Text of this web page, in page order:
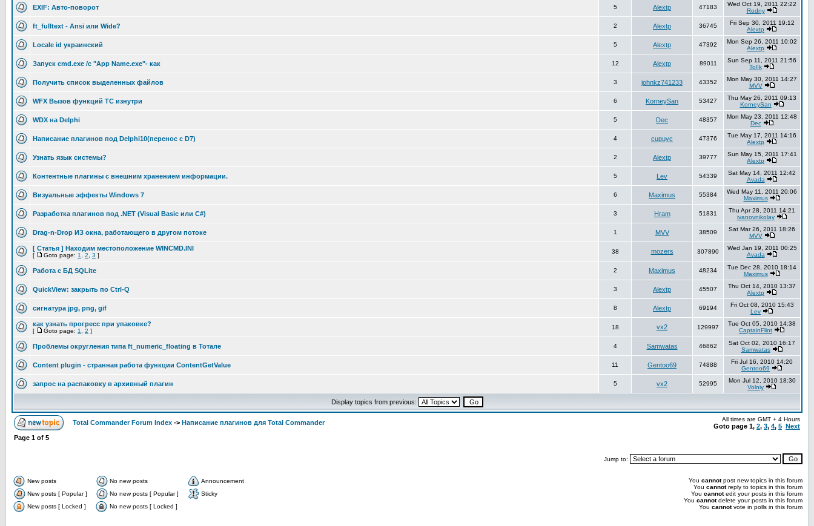
EXIF: Авто-поворот 5 Alextp 47183
Wed Oct 19, 2011 22:22
Rodny
ft_fulltext - Ansi или Wide? 2 Alextp 36745
Fri Sep 30, 2011 19:12
Alextp
Locale id украинский 5 Alextp 47392
Mon Sep 26, 2011 10:02
Alextp
Запуск cmd.exe /c "App Name.exe"- как 12 Alextp 89011
Sun Sep 11, 2011 21:56
Tol!k
Получить список выделенных файлов 3 johnkz741233 43352
Mon May 30, 2011 14:27
MVV
WFX Вызов функций TC изнутри 6 KorneySan 53427
Thu May 26, 2011 09:13
KorneySan
WDX на Delphi 5 Dec 48357
Mon May 23, 2011 12:48
Dec
Написание плагинов под Delphi10(перенос с D7) 4 cupuyc 47376
Tue May 17, 2011 14:16
Alextp
Узнать язык системы? 2 Alextp 39777
Sun May 15, 2011 17:41
Alextp
Контентные плагины с внешним хранением информации. 5 Lev 54339
Sat May 14, 2011 12:42
Avada
Визуальные эффекты Windows 7 6 Maximus 55384
Wed May 11, 2011 20:06
Maximus
Разработка плагинов под .NET (Visual Basic или C#) 3 Hram 51831
Thu Apr 28, 2011 14:21
ivanovnikolay
Drag-n-Drop ИЗ окна, работающего в другом потоке 1 MVV 38509
Sat Mar 26, 2011 18:26
MVV
[ Статья ] Находим местоположение WINCMD.INI
[ Goto page: 1 2 3 ]
38 mozers 307890
Wed Jan 19, 2011 00:25
Avada
Работа с БД SQLite 2 Maximus 48234
Tue Dec 28, 2010 18:14
Maximus
QuickView: закрыть по Ctrl-Q 3 Alextp 45507
Thu Oct 14, 2010 13:37
Alextp
сигнатура jpg, png, gif 8 Alextp 69194
Fri Oct 08, 2010 15:43
Lev
как узнать прогресс при упаковке?
[ Goto page: 1 2 ]
18 vx2 129997
Tue Oct 05, 2010 14:38
CaptainFlint
Проблемы округления типа ft_numeric_floating в Тотале 4 Samwatas 46862
Sat Oct 02, 2010 16:17
Samwatas
Content plugin - странная работа функции ContentGetValue 11 Gentoo69 74888
Fri Jul 16, 2010 14:20
Gentoo69
запрос на распаковку в архивный плагин 5 vx2 52995
Mon Jul 12, 2010 18:30
Volniy
Display topics from previous:
Total Commander Forum Index -> Написание плагинов для Total Commander All times are GMT + 4 Hours
Goto page 1, 2, 3, 4, 5 Next
Page 1 of 5
Jump to:
New posts No new posts
Announcement
New posts [ Popular ]
No new posts [ Popular ]
Sticky
New posts [ Locked ]
No new posts [ Locked ]
You cannotpost new topics in this forum
You cannotreply to topics in this forum
You cannotedit your posts in this forum
You cannotdelete your posts in this forum
You cannotvote in polls in this forum